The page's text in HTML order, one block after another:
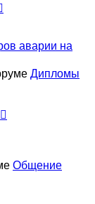
аварии на
Дипломы
Общение